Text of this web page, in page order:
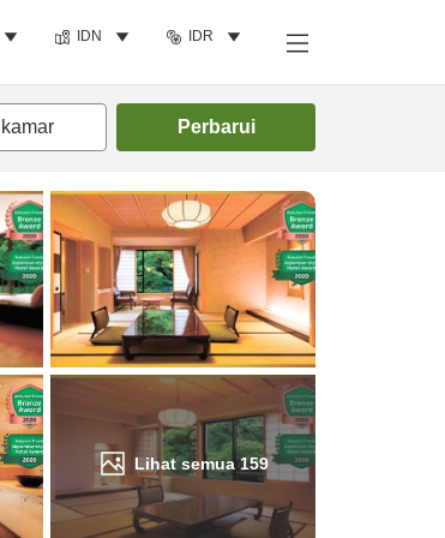
IDN IDR
kamar Perbarui
Lihat semua159
Cari kamar